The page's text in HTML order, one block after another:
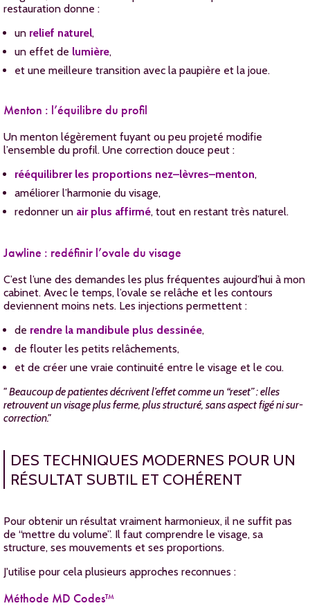
restauration donne :
un relief naturel,
un effet de lumière,
et une meilleure transition avec la paupière et la joue.
Menton : l’équilibre du profil
Un menton légèrement fuyant ou peu projeté modifie
l’ensemble du profil. Une correction douce peut :
rééquilibrer les proportions nez–lèvres–menton,
améliorer l’harmonie du visage,
redonner un air plus affirmé, tout en restant très naturel.
Jawline : redéfinir l’ovale du visage
C’est l’une des demandes les plus fréquentes aujourd’hui à mon
cabinet. Avec le temps, l’ovale se relâche et les contours
deviennent moins nets. Les injections permettent :
de rendre la mandibule plus dessinée,
de flouter les petits relâchements,
et de créer une vraie continuité entre le visage et le cou.
" Beaucoup de patientes décrivent l’effet comme un “reset” : elles
retrouvent un visage plus ferme, plus structuré, sans aspect figé ni sur-
correction."
DES TECHNIQUES MODERNES POUR UN
RÉSULTAT SUBTIL ET COHÉRENT
Pour obtenir un résultat vraiment harmonieux, il ne suffit pas
de “mettre du volume”. Il faut comprendre le visage, sa
structure, ses mouvements et ses proportions.
J'utilise pour cela plusieurs approches reconnues :
Méthode MD Codes™